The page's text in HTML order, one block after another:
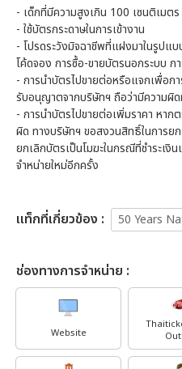
- เด็กที่มีความสูงเกิน 100 เซนติเมตร
- ใช้บัตรกระดาษในการเข้างาน
- โปรดระวังมิจฉาชีพที่แฝงมาในรูปแ
โค้ดจอง การซื้อ-ขายบัตรนอกระบบ
- การนำบัตรไปขายต่อหรือแจกเพื่อก
รับอนุญาตจากบริษัทฯ ถือว่ามีความผิ
- การนำบัตรไปขายต่อเพิ่มราคา หา
ผิด ทางบริษัทฯ ขอสงวนสิทธิ์ในการย
ยกเลิกบัตรเป็นโมฆะในกรณีที่ชำระเ
จำหน่ายใหม่อีกครั้ง
เเท็กที่เกี่ยวข้อง : 50 Years
ช่องทางการจำหน่าย :
Website